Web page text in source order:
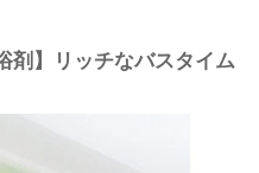
剤】リッチなバスタイム